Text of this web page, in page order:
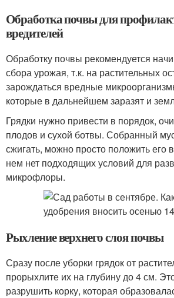
Обработка почвы для
вредителей
Обработку почвы рекомендуется
сбора урожая, т.к. на растительных
зарождаться вредные
которые в дальнейшем заразят и
Грядки нужно привести в порядок,
плодов и сухой ботвы. Собранный
сжигать, можно просто положить его
нем нет подходящих условий для
микрофлоры.
Рыхление верхнего слоя почвы
Сразу после уборки грядок от
прорыхлите их на глубину до 4 см.
разрушить корку, которая